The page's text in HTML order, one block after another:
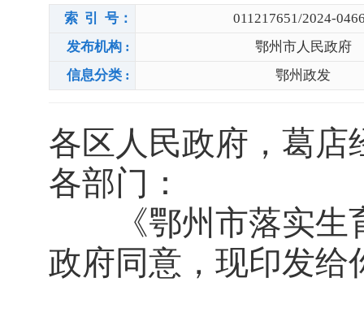
索 引 号：
011217651/2024-
发布机构 :
鄂州市人民政府
信息分类 :
鄂州政发
各区人民政府，葛店
各部门：
《鄂州市落实生育
政府同意，现印发给